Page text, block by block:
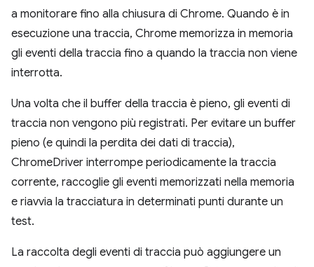
a monitorare fino alla chiusura di Chrome. Quando è in
esecuzione una traccia, Chrome memorizza in memoria
gli eventi della traccia fino a quando la traccia non viene
interrotta.
Una volta che il buffer della traccia è pieno, gli eventi di
traccia non vengono più registrati. Per evitare un buffer
pieno (e quindi la perdita dei dati di traccia),
ChromeDriver interrompe periodicamente la traccia
corrente, raccoglie gli eventi memorizzati nella memoria
e riavvia la tracciatura in determinati punti durante un
test.
La raccolta degli eventi di traccia può aggiungere un